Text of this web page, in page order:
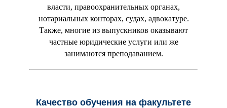
власти, правоохранительных органах,
нотариальных конторах, судах, адвокатуре.
Также, многие из выпускников оказывают
частные юридические услуги или же
занимаются преподаванием.
Качество обучения на факультете